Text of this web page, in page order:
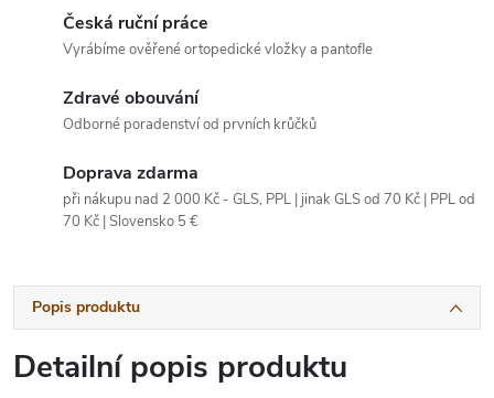
Česká ruční práce
Vyrábíme ověřené ortopedické vložky a pantofle
Zdravé obouvání
Odborné poradenství od prvních krůčků
Doprava zdarma
při nákupu nad 2 000 Kč - GLS, PPL | jinak GLS od 70 Kč | PPL od
70 Kč | Slovensko 5 €
Popis produktu
Detailní popis produktu